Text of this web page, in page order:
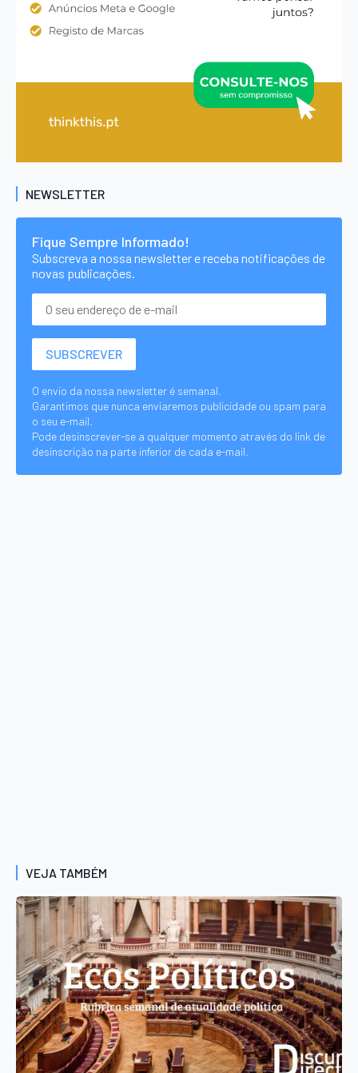
NEWSLETTER
Fique Sempre Informado!
Subscreva a nossa newsletter e receba notificações de
novas publicações.
O envio da nossa newsletter é semanal.
Garantimos que nunca enviaremos publicidade ou spam para
o seu e-mail.
Pode desinscrever-se a qualquer momento através do link de
desinscrição na parte inferior de cada e-mail.
VEJA TAMBÉM